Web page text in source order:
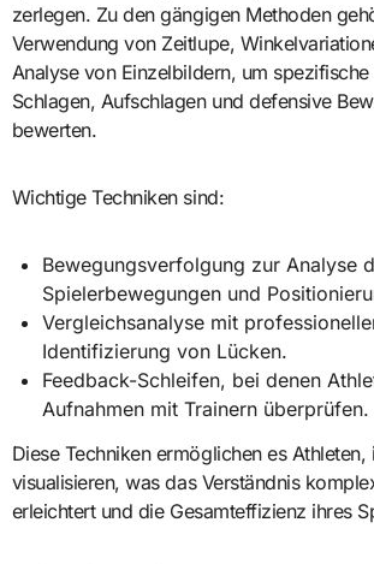
zerlegen. Zu den gängigen Methoden
Verwendung von Zeitlupe,
Analyse von Einzelbildern, um
Schlagen, Aufschlagen und defensive
bewerten.
Wichtige Techniken sind:
Bewegungsverfolgung zur Analyse
Spielerbewegungen und
Vergleichsanalyse mit
Identifizierung von Lücken.
Feedback-Schleifen, bei denen
Aufnahmen mit Trainern überprüfen.
Diese Techniken ermöglichen es Athleten,
visualisieren, was das Verständnis
erleichtert und die Gesamteffizienz ihres